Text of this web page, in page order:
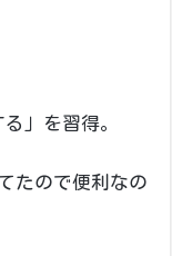
」を習得。
たので便利なの